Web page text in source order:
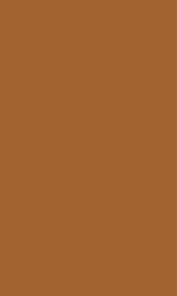
des vues